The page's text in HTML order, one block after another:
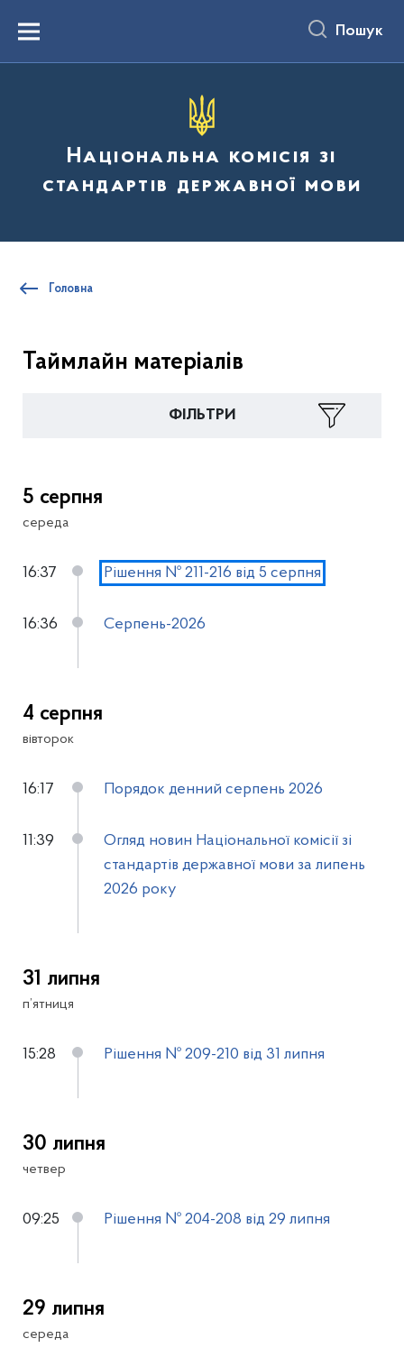
вмістуMenu Пошук
Національна комісія зі
стандартів державної мови
Головна
Таймлайн матеріалів
ФІЛЬТРИ
5 серпня
середа
16:37 Рішення № 211-216 від 5 серпня
16:36 Серпень-2026
4 серпня
вівторок
16:17 Порядок денний серпень 2026
11:39
Огляд новин Національної комісії зі
стандартів державної мови за липень
2026 року
31 липня
п’ятниця
15:28 Рішення № 209-210 від 31 липня
30 липня
четвер
09:25 Рішення № 204-208 від 29 липня
29 липня
середа